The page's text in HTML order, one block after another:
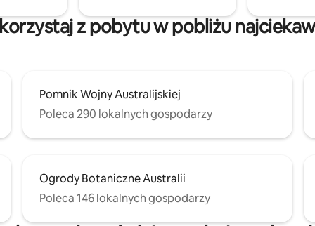
i rozkoszuj się stylem życia
z pobytu w pobliżu
Pomnik Wojny Australijskiej
Poleca 290 lokalnych gospodarzy
Ogrody Botaniczne Australii
Poleca 146 lokalnych gospodarzy